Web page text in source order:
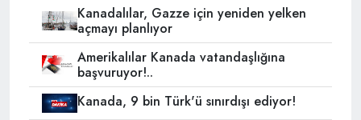
Kanadalılar, Gazze için yeniden yelken
açmayı planlıyor
Amerikalılar Kanada vatandaşlığına
başvuruyor!..
Kanada, 9 bin Türk'ü sınırdışı ediyor!